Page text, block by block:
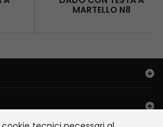
MARTELLO N8